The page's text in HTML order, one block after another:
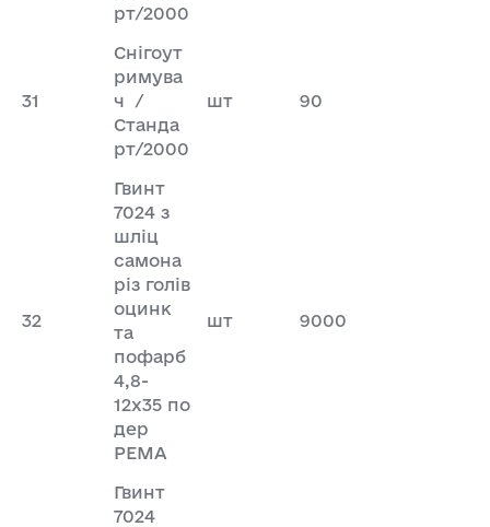
рт/2000
31
Снігоут
римува
ч /
Станда
рт/2000
шт 90
32
Гвинт
7024 з
шліц
самона
різ голів
оцинк
та
пофарб
4,8-
12х35 по
дер
PEMA
шт 9000
Гвинт
7024